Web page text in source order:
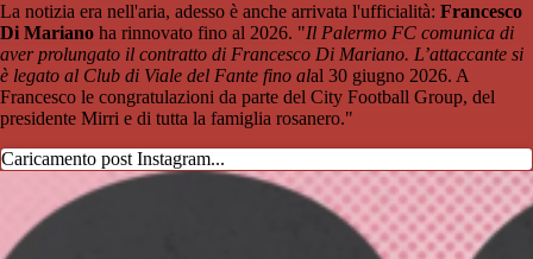
La notizia era nell'aria, adesso è anche arrivata l'ufficialità: Francesco
Di Mariano ha rinnovato fino al 2026. "Il Palermo FC comunica di
aver prolungato il contratto di Francesco Di Mariano. L’attaccante si
è legato al Club di Viale del Fante fino alal 30 giugno 2026. A
Francesco le congratulazioni da parte del City Football Group, del
presidente Mirri e di tutta la famiglia rosanero."
Caricamento post Instagram...